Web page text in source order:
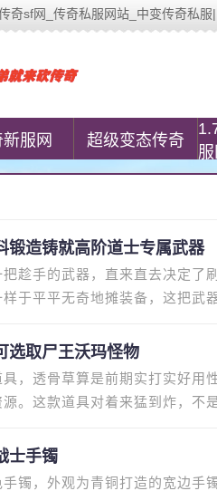
奇sf网_传奇私服网站_中变传奇私
服网 超级变态传奇
锻造铸就高阶道士专属武器
趁手的武器，直来直去决定了
于平平无奇地摊装备，这把
选取尸王沃玛怪物
，透骨草算是前期实打实好用
。这款道具对着来猛到炸，
士手镯
镯，外观为青铜打造的宽边